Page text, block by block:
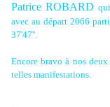
Patrice ROBARD
avec au départ 2066
37'47''.
Encore bravo à nos
telles manifestations.